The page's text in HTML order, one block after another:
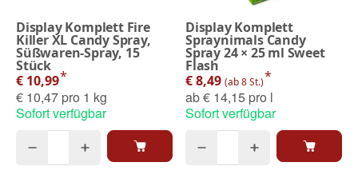
Display Komplett Fire
Killer XL Candy Spray,
Süßwaren-Spray, 15
Stück
€ 10,99*
€ 10,47 pro 1 kg
Sofort verfügbar
Display Komplett
Spraynimals Candy
Spray 24 × 25 ml Sweet
Flash
€ 8,49 (ab 8 St.)*
ab€ 14,15 pro l
Sofort verfügbar